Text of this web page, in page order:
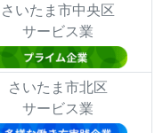
さいたま市中央区
サービス業
さいたま市北区
サービス業